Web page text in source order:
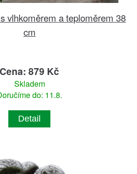
vlhkoměrem a teploměrem 38
cm
Cena: 879 Kč
Skladem
do: 11.8.
Detail